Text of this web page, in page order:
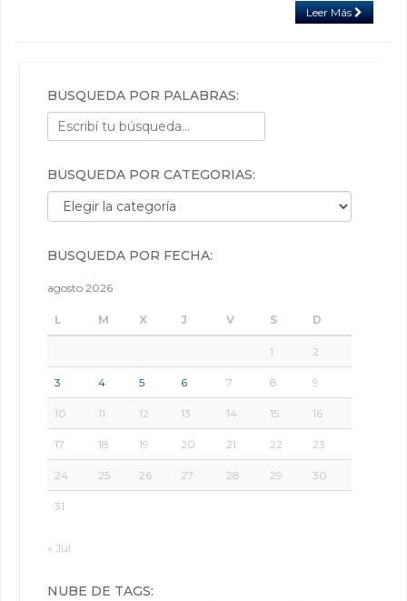
Leer Más
BÚSQUEDA POR PALABRAS:
BÚSQUEDA POR CATEGORÍAS:
Búsqueda por categorías:
BÚSQUEDA POR FECHA:
agosto 2026
L M X J V S D
1 2
3 4 5 6 7 8 9
10 11 12 13 14 15 16
17 18 19 20 21 22 23
24 25 26 27 28 29 30
31
« Jul
NUBE DE TAGS: